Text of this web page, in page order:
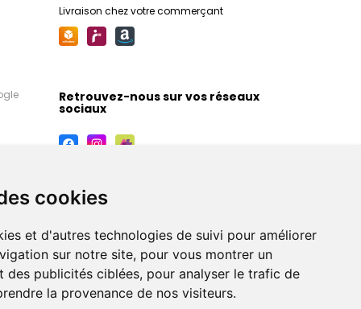
cookies
et d'autres technologies de suivi pour améliorer
sur notre site, pour vous montrer un
des publicités ciblées, pour analyser le trafic de
la provenance de nos visiteurs.
Livraison chez votre commerçant
Retrouvez-nous sur vos réseaux
sociaux